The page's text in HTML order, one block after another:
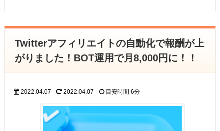
Twitterアフィリエイトの自動化で報酬が上
がりました！BOT運用で月8,000円に！！
2022.04.07 2022.04.07 目安時間 6分